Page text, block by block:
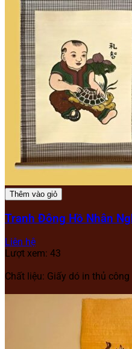
Thêm vào giỏ
Tranh Đông Hồ Nhân
Liên hệ
Lượt xem: 43
Chất liệu: Giấy dó in thủ công